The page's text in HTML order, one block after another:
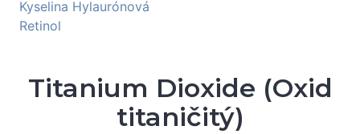
Kyselina Hylaurónová
Retinol
Titanium Dioxide (Oxid
titaničitý)